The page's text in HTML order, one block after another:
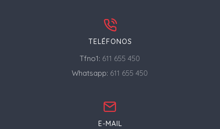
TELÉFONOS
Tfno1: 611 655 450
Whatsapp: 611 655 450
E-MAIL